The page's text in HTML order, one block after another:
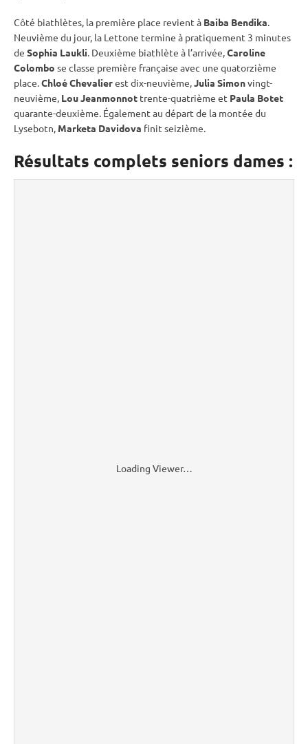
Côté biathlètes, la première place revient à Baiba Bendika.
Neuvième du jour, la Lettone termine à pratiquement 3 minutes
de Sophia Laukli. Deuxième biathlète à l’arrivée,Caroline
Colombo se classe première française avec une quatorzième
place.Chloé Chevalierest dix-neuvième,Julia Simonvingt-
neuvième, Lou Jeanmonnot trente-quatrième et Paula Botet
quarante-deuxième. Également au départ de la montée du
Lysebotn, Marketa Davidova finit seizième.
Résultats complets seniors dames :
Loading Viewer…